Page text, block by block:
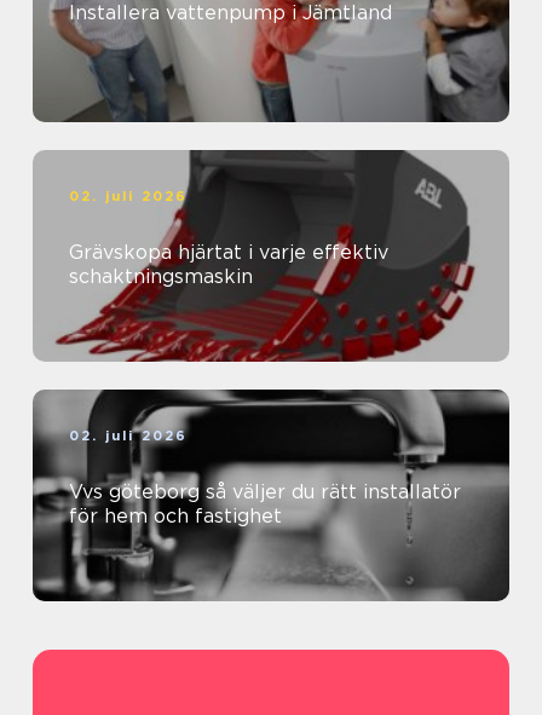
Installera vattenpump i Jämtland
02. juli 2026
Grävskopa hjärtat i varje effektiv
schaktningsmaskin
02. juli 2026
Vvs göteborg så väljer du rätt installatör
för hem och fastighet